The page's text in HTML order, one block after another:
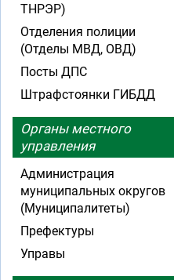
ТНРЭР)
Отделения полиции
(Отделы МВД, ОВД)
Посты ДПС
Штрафстоянки ГИБДД
Органы местного
управления
Администрация
муниципальных округов
(Муниципалитеты)
Префектуры
Управы